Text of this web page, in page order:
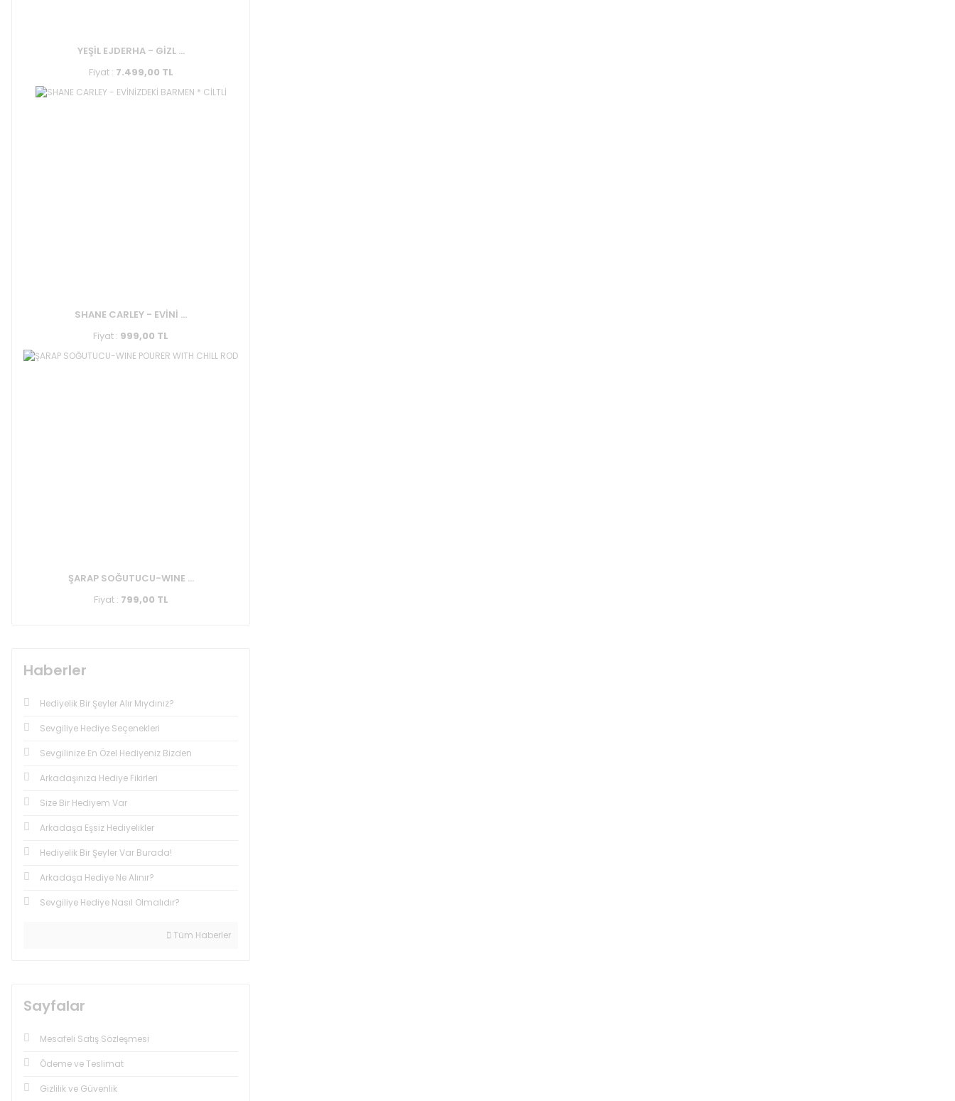
YEŞİL EJDERHA - GİZL ...
Fiyat : 7.499,00 TL
SHANE CARLEY - EVİNİ ...
Fiyat : 999,00 TL
ŞARAP SOĞUTUCU-WINE ...
Fiyat : 799,00 TL
Haberler
Hediyelik Bir Şeyler Alır Mıydınız?
Sevgiliye Hediye Seçenekleri
Sevgilinize En Özel Hediyeniz Bizden
Arkadaşınıza Hediye Fikirleri
Size Bir Hediyem Var
Arkadaşa Eşsiz Hediyelikler
Hediyelik Bir Şeyler Var Burada!
Arkadaşa Hediye Ne Alınır?
Sevgiliye Hediye Nasıl Olmalıdır?
Tüm Haberler
Sayfalar
Mesafeli Satış Sözleşmesi
Ödeme ve Teslimat
Gizlilik ve Güvenlik